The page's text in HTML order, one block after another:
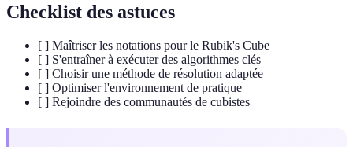
Checklist des astuces
[ ] Maîtriser les notations pour le Rubik's Cube
[ ] S'entraîner à exécuter des algorithmes clés
[ ] Choisir une méthode de résolution adaptée
[ ] Optimiser l'environnement de pratique
[ ] Rejoindre des communautés de cubistes